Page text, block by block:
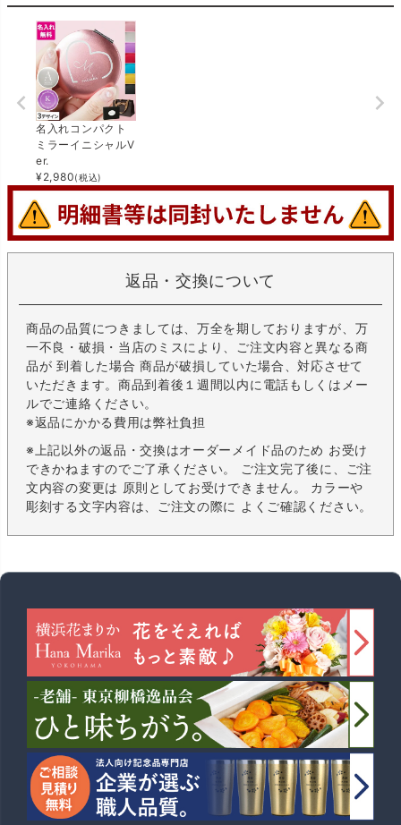
名入れコンパクト
ミラーイニシャルV
er.
¥2,980(税込)
返品・交換について
商品の品質につきましては、万全を期しておりますが、万
一不良・破損・当店のミスにより、ご注文内容と異なる商
品が 到着した場合 商品が破損していた場合、対応させて
いただきます。商品到着後１週間以内に電話もしくはメー
ルでご連絡ください。
※返品にかかる費用は弊社負担
※上記以外の返品・交換はオーダーメイド品のため お受け
できかねますのでご了承ください。 ご注文完了後に、ご注
文内容の変更は 原則としてお受けできません。 カラーや
彫刻する文字内容は、ご注文の際に よくご確認ください。